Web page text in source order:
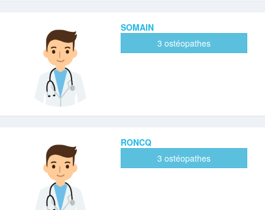
SOMAIN
3 ostéopathes
RONCQ
3 ostéopathes